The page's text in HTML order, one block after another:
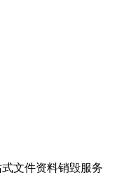
文件资料销毁服务